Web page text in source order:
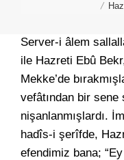
Server-i âlem
ile Hazreti Ebû
Mekke’de
vefâtından bir
nişanlanmışlardı.
hadîs-i şerîfde,
efendimiz bana;